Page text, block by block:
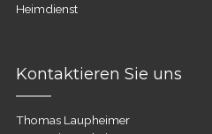
Heimdienst
Kontaktieren Sie uns
Thomas Laupheimer